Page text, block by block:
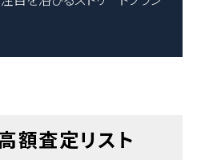
査定リスト